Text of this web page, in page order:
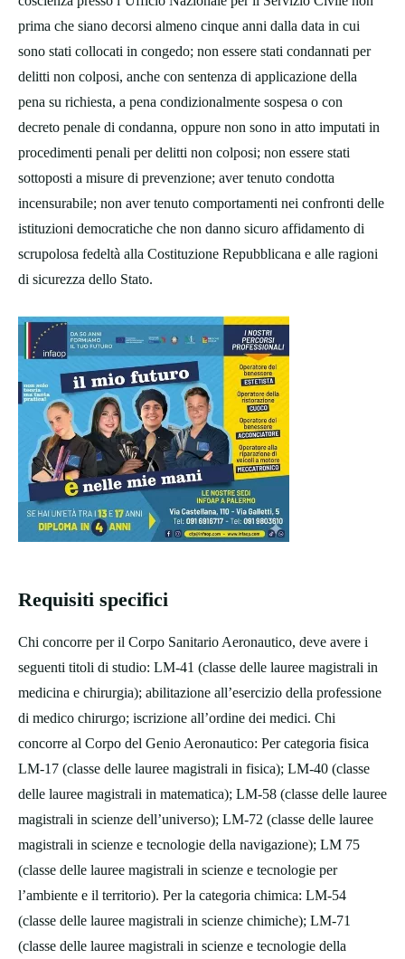
prima che siano decorsi almeno cinque anni dalla data in cui
sono stati collocati in congedo; non essere stati condannati per
delitti non colposi, anche con sentenza di applicazione della
pena su richiesta, a pena condizionalmente sospesa o con
decreto penale di condanna, oppure non sono in atto imputati in
procedimenti penali per delitti non colposi; non essere stati
sottoposti a misure di prevenzione; aver tenuto condotta
incensurabile; non aver tenuto comportamenti nei confronti delle
istituzioni democratiche che non danno sicuro affidamento di
scrupolosa fedeltà alla Costituzione Repubblicana e alle ragioni
di sicurezza dello Stato.
Requisiti specifici
Chi concorre per il Corpo Sanitario Aeronautico, deve avere i
seguenti titoli di studio: LM-41 (classe delle lauree magistrali in
medicina e chirurgia); abilitazione all’esercizio della professione
di medico chirurgo; iscrizione all’ordine dei medici. Chi
concorre al Corpo del Genio Aeronautico: Per categoria fisica
LM-17 (classe delle lauree magistrali in fisica); LM-40 (classe
delle lauree magistrali in matematica); LM-58 (classe delle lauree
magistrali in scienze dell’universo); LM-72 (classe delle lauree
magistrali in scienze e tecnologie della navigazione); LM 75
(classe delle lauree magistrali in scienze e tecnologie per
l’ambiente e il territorio). Per la categoria chimica: LM-54
(classe delle lauree magistrali in scienze chimiche); LM-71
(classe delle lauree magistrali in scienze e tecnologie della